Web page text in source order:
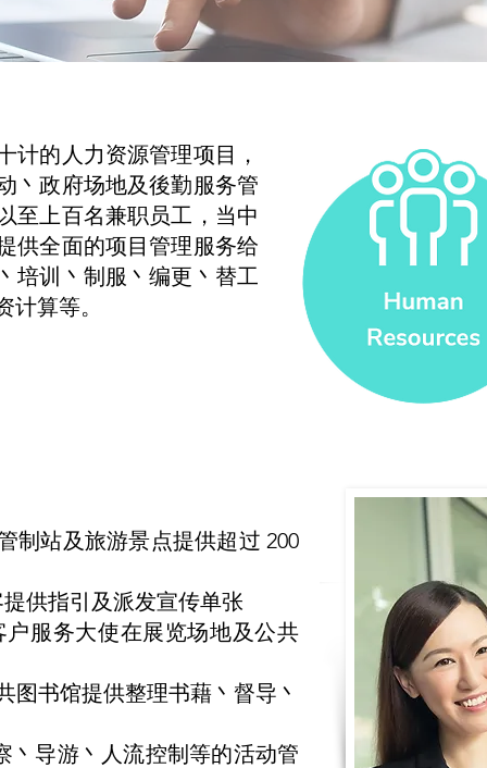
计的人力资源管理项目，
丶政府场地及後勤服务管
至上百名兼职员工，当中
供全面的项目管理服务给
培训丶制服丶编更丶替工
算等。
制站及旅游景点提供超过 200
供指引及派发宣传单张
服务大使在展览场地及公共
图书馆提供整理书藉丶督导丶
丶导游丶人流控制等的活动管